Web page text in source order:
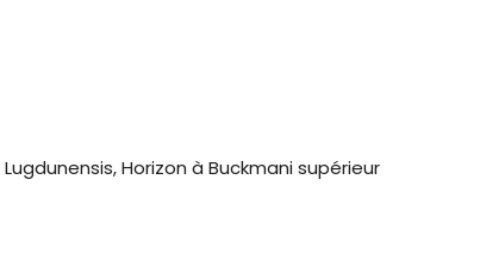
Horizon à Buckmani supérieur